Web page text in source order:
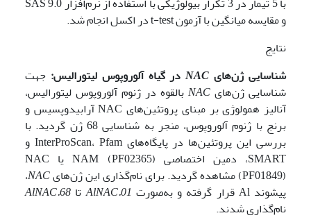
و مقایسه میانگین با آزمون t-test در اکسل انجام شد.
نتایج
شناساییژن‌های NACدر گیاه آلوروپوس لیتورالیس: جهت
شناسایی ژن‌های NAC بالقوه در ژنوم آلوروپوس لیتورالیس،
آنالیز همولوژی بر مبنای پروتئین‌های NAC آرابیدوپسیس و
برنج با ژنوم آلوروپوس، منجر به شناسایی 68 ژن گردید. با
بررسی این پروتئین‌ها در پایگاه‌های InterProScan،‌ Pfam و
SMART، دمین‌ اختصاصی NAM (PF02365) یا NAC
(PF01849) مشاهده گردید. برای نام‌گذاری این ژن‌های
NAC،
پیشوند Al قرار گرفته و به‌صورت
AlNAC.01تا AlNAC.68
نام‌گذاری شدند.